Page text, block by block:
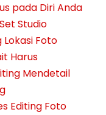
pada Diri Anda
Studio
Foto
Harus
Mendetail
Editing Foto